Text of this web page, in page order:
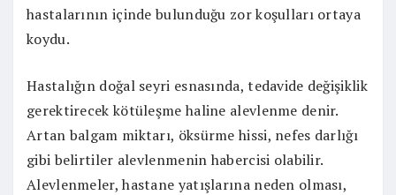
hastalarının içinde bulunduğu zor koşulları ortaya
koydu.
Hastalığın doğal seyri esnasında, tedavide değişiklik
gerektirecek kötüleşme haline alevlenme denir.
Artan balgam miktarı, öksürme hissi, nefes darlığı
gibi belirtiler alevlenmenin habercisi olabilir.
Alevlenmeler, hastane yatışlarına neden olması,